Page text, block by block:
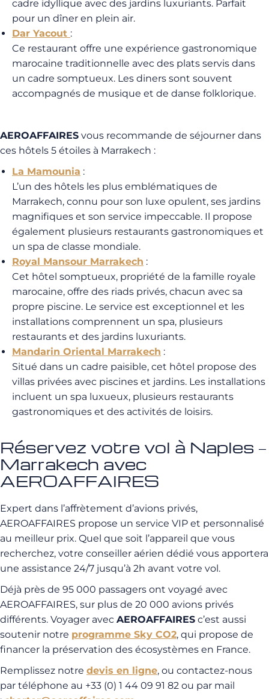
cadre idyllique avec des jardins luxuriants. Parfait
pour un dîner en plein air.
Dar Yacout :
Ce restaurant offre une expérience gastronomique
marocaine traditionnelle avec des plats servis dans
un cadre somptueux. Les diners sont souvent
accompagnés de musique et de danse folklorique.
AEROAFFAIRES vous recommande de séjourner dans
ces hôtels 5 étoiles à Marrakech :
La Mamounia :
L’un des hôtels les plus emblématiques de
Marrakech, connu pour son luxe opulent, ses jardins
magnifiques et son service impeccable. Il propose
également plusieurs restaurants gastronomiques et
un spa de classe mondiale.
Royal Mansour Marrakech :
Cet hôtel somptueux, propriété de la famille royale
marocaine, offre des riads privés, chacun avec sa
propre piscine. Le service est exceptionnel et les
installations comprennent un spa, plusieurs
restaurants et des jardins luxuriants.
Mandarin Oriental Marrakech :
Situé dans un cadre paisible, cet hôtel propose des
villas privées avec piscines et jardins. Les installations
incluent un spa luxueux, plusieurs restaurants
gastronomiques et des activités de loisirs.
Réservez votre vol à Naples –
Marrakech avec
AEROAFFAIRES
Expert dans l’affrètement d’avions privés,
AEROAFFAIRES propose un service VIP et personnalisé
au meilleur prix. Quel que soit l’appareil que vous
recherchez, votre conseiller aérien dédié vous apportera
une assistance 24/7 jusqu’à 2h avant votre vol.
Déjà près de 95 000 passagers ont voyagé avec
AEROAFFAIRES, sur plus de 20 000 avions privés
différents. Voyager avec AEROAFFAIRES c’est aussi
soutenir notre programme Sky CO2, qui propose de
financer la préservation des écosystèmes en France.
Remplissez notre devis en ligne, ou contactez-nous
par téléphone au +33 (0) 1 44 09 91 82 ou par mail